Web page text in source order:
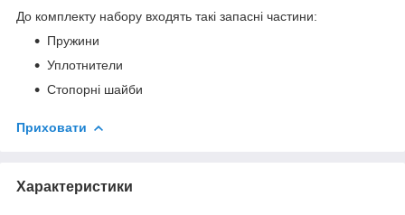
До комплекту набору входять такі запасні частини:
Пружини
Уплотнители
Стопорні шайби
Приховати
Характеристики